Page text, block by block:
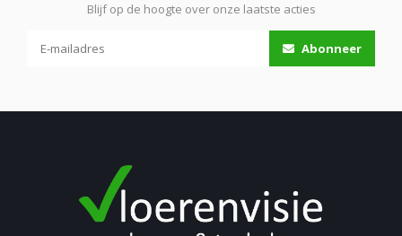
Blijf op de hoogte over onze laatste acties
Abonneer